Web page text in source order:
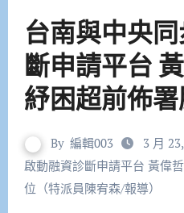
台南與中央
斷申請平台
紓困超前佈
By 編輯003 3 月
啟動融資診斷申請平台 黃偉
位（特派員陳宥森/報導）